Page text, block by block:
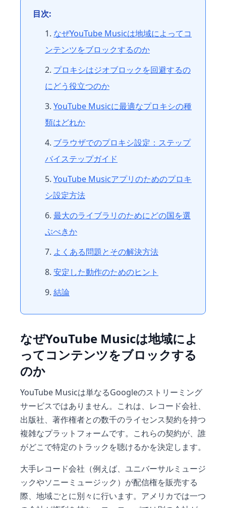
目次:
なぜYouTube Musicは地域によってコ
ンテンツをブロックするのか
プロキシはジオブロックを回避するの
にどう役立つのか
YouTube Musicに最適なプロキシの種
類はどれか
ブラウザでのプロキシ設定：ステップ
バイステップガイド
YouTube Musicアプリのためのプロキ
シ設定方法
最大のライブラリのためにどの国を選
ぶべきか
よくある問題とその解決方法
安定した動作のためのヒント
結論
なぜYouTube Musicは地域によ
ってコンテンツをブロックする
のか
YouTube Musicは単なるGoogleのストリーミング
サービスではありません。これは、レコード会社、
出版社、著作権者との数千のライセンス契約を持つ
複雑なプラットフォームです。これらの契約が、誰
がどこで特定のトラックを聴けるかを決定します。
大手レコード会社（例えば、ユニバーサルミュージ
ックやソニーミュージック）が配信権を販売する
際、地域ごとに別々に行います。アメリカでは一つ